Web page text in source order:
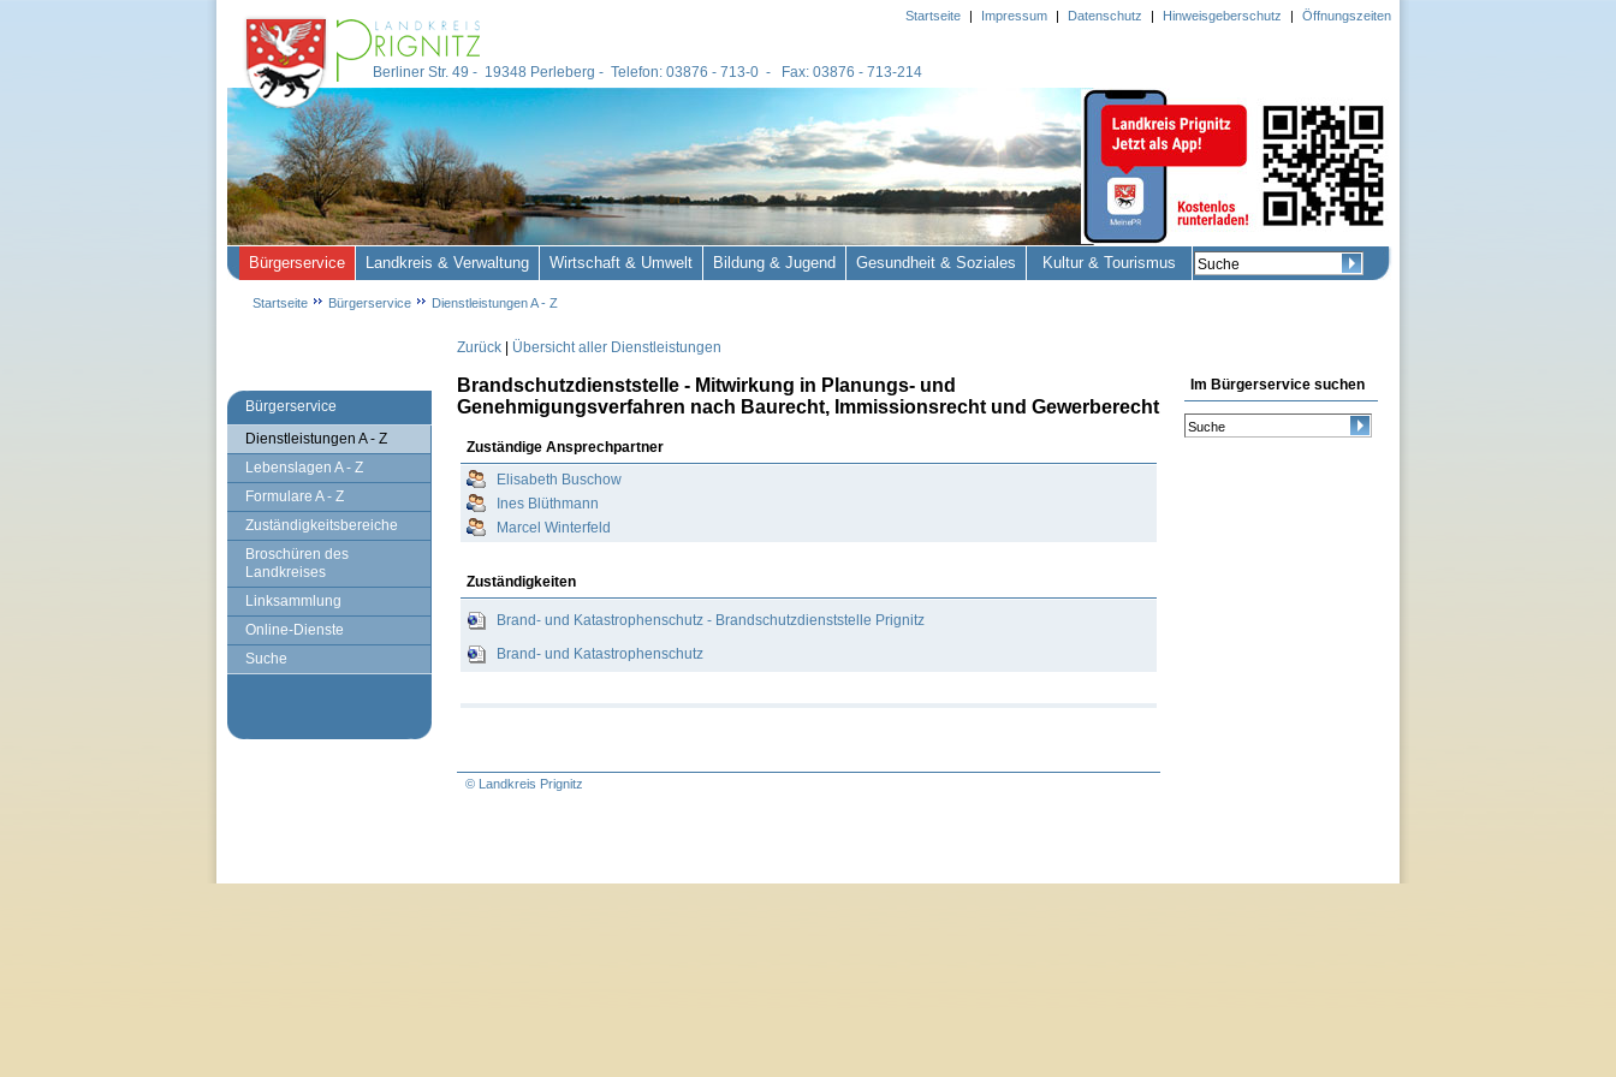
Bürgerservice
Dienstleistungen A - Z
Lebenslagen A - Z
Formulare A - Z
Zuständigkeitsbereiche
Broschüren des
Landkreises
Linksammlung
Online-Dienste
Suche
Zurück Übersicht aller Dienstleistungen
Brandschutzdienststelle - Mitwirkung in Planungs- und
Genehmigungsverfahren nach Baurecht, Immissionsrecht und Gewerberecht
Zuständige Ansprechpartner
Elisabeth Buschow
Ines Blüthmann
Marcel Winterfeld
Zuständigkeiten
Brand- und Katastrophenschutz - Brandschutzdienststelle Prignitz
Brand- und Katastrophenschutz
© Landkreis Prignitz
Im Bürgerservice suchen
Berliner Str. 49 - 19348 Perleberg - Telefon: 03876 - 713-0 - Fax: 03876 - 713-214
Startseite | Impressum | Datenschutz | Hinweisgeberschutz | Öffnungszeiten
Bürgerservice Landkreis & Verwaltung Wirtschaft & Umwelt Bildung & Jugend Gesundheit & Soziales Kultur & Tourismus
Startseite Bürgerservice Dienstleistungen A - Z